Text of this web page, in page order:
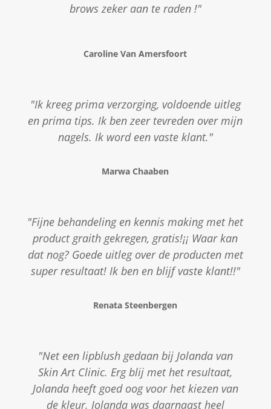
brows zeker aan te raden !"
Caroline Van Amersfoort
"Ik kreeg prima verzorging, voldoende uitleg
en prima tips. Ik ben zeer tevreden over mijn
nagels. Ik word een vaste klant."
Marwa Chaaben
"Fijne behandeling en kennis making met het
product graith gekregen, gratis!¡¡ Waar kan
dat nog? Goede uitleg over de producten met
super resultaat! Ik ben en blijf vaste klant!!"
Renata Steenbergen
"Net een lipblush gedaan bij Jolanda van
Skin Art Clinic. Erg blij met het resultaat,
Jolanda heeft goed oog voor het kiezen van
de kleur. Jolanda was daarnaast heel